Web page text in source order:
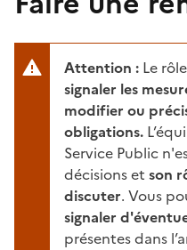
Attention : Le
signaler les
modifier ou
obligations.
Service Public
décisions et son
discuter. Vous
signaler
présentes dans